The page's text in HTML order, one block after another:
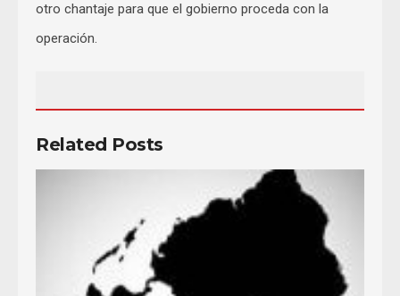
otro chantaje para que el gobierno proceda con la
operación.
Related Posts